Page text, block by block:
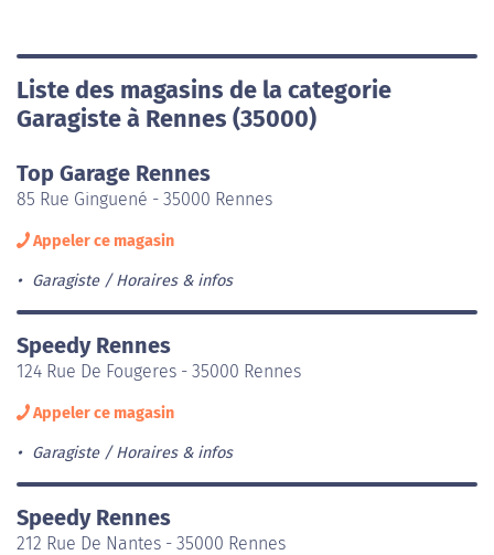
Liste des magasins de la categorie
Garagiste à Rennes (35000)
Top Garage Rennes
85 Rue Ginguené - 35000 Rennes
Appeler ce magasin
Garagiste Horaires & infos
Speedy Rennes
124 Rue De Fougeres - 35000 Rennes
Appeler ce magasin
Garagiste Horaires & infos
Speedy Rennes
212 Rue De Nantes - 35000 Rennes